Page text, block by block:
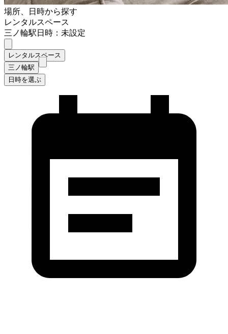
場所、日時から探す
レンタルスペース
三ノ輪駅日時：未設定
レンタルスペース
三ノ輪駅
日時を選ぶ